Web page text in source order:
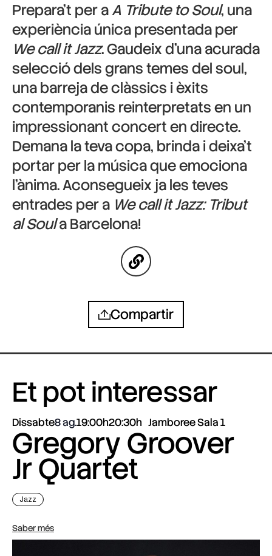
Prepara’t per aA Tribute to Soul, una
experiència única presentada per
We call it Jazz. Gaudeix d’una acurada
selecció dels grans temes del soul,
una barreja de clàssics i èxits
contemporanis reinterpretats en un
impressionant concert en directe.
Demana la teva copa, brinda i deixa’t
portar per la música que emociona
l’ànima. Aconsegueix ja les teves
entrades per a We call it Jazz: Tribut
al Soula Barcelona!
Compartir
Et pot interessar
Dissabte8 ag.19:00h20:30h Jamboree Sala 1
Gregory Groover
Jr Quartet
Jazz
Saber més